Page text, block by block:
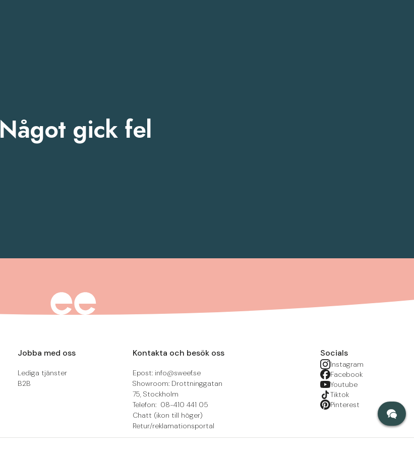
Något gick fel
Jobba med oss
Lediga tjänster
B2B
Kontakta och besök oss
Epost: info@sweef.se
Showroom: Drottninggatan
75, Stockholm
Telefon: 08-410 441 05
Chatt (ikon till höger)
Retur/reklamationsportal
Socials
Instagram
Facebook
Youtube
Tiktok
Pinterest